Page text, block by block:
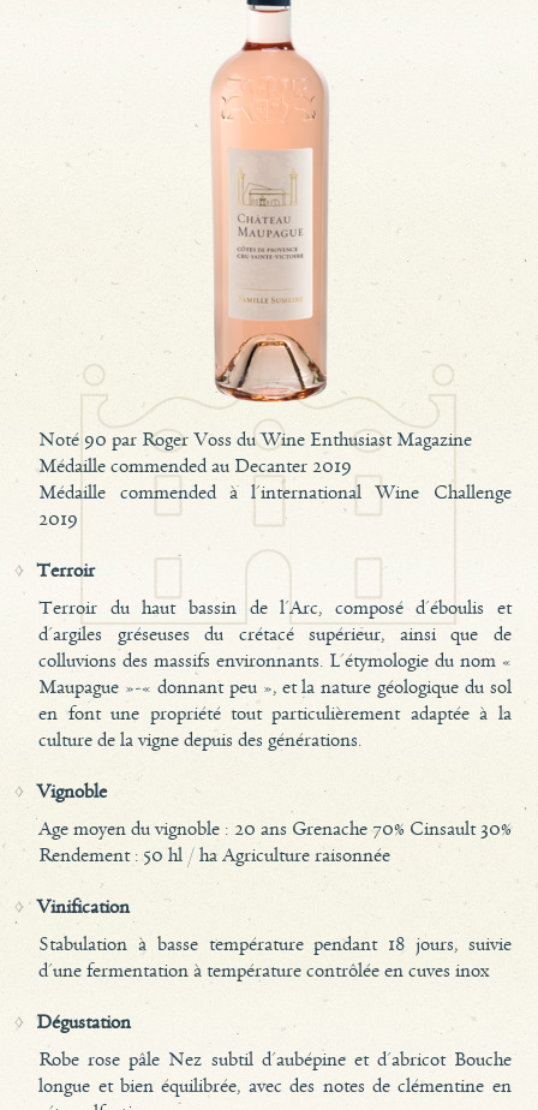
Noté 90 par Roger Voss du Wine Enthusiast Magazine
Médaille commended au Decanter 2019
Médaille commended à l'international Wine Challenge
2019
Terroir
Terroir du haut bassin de l'Arc, composé d'éboulis et
d'argiles gréseuses du crétacé supérieur, ainsi que de
colluvions des massifs environnants. L'étymologie du nom «
Maupague »-« donnant peu », et la nature géologique du sol
en font une propriété tout particulièrement adaptée à la
culture de la vigne depuis des générations.
Vignoble
Age moyen du vignoble : 20 ans Grenache 70% Cinsault 30%
Rendement : 50 hl / ha Agriculture raisonnée
Vinification
Stabulation à basse température pendant 18 jours, suivie
d'une fermentation à température contrôlée en cuves inox
Dégustation
Robe rose pâle Nez subtil d'aubépine et d'abricot Bouche
longue et bien équilibrée, avec des notes de clémentine en